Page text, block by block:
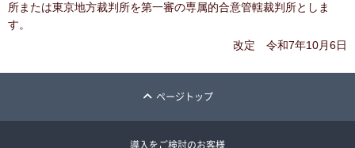
所または東京地方裁判所を第一審の専属的合意管轄裁判所としま
す。
改定 令和7年10月6日
ページトップ
導入をご検討のお客様